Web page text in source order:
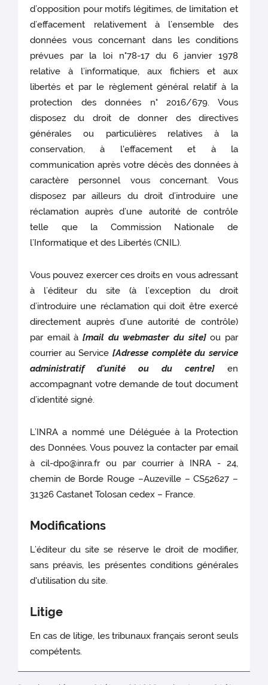
d’opposition pour motifs légitimes, de limitation et
d’effacement relativement à l’ensemble des
données vous concernant dans les conditions
prévues par la loi n°78-17 du 6 janvier 1978
relative à l’informatique, aux fichiers et aux
libertés et par le règlement général relatif à la
protection des données n° 2016/679. Vous
disposez du droit de donner des directives
générales ou particulières relatives à la
conservation, à l'effacement et à la
communication après votre décès des données à
caractère personnel vous concernant. Vous
disposez par ailleurs du droit d’introduire une
réclamation auprès d’une autorité de contrôle
telle que la Commission Nationale de
l’Informatique et des Libertés (CNIL).
Vous pouvez exercer ces droits en vous adressant
à l’éditeur du site (à l’exception du droit
d’introduire une réclamation qui doit être exercé
directement auprès d’une autorité de contrôle)
par email à[mail du webmaster du site]ou par
courrier au Service [Adresse complète du service
administratif d'unité ou du centre]en
accompagnant votre demande de tout document
d’identité signé.
L’INRA a nommé une Déléguée à la Protection
des Données. Vous pouvez la contacter par email
à cil-dpo@inra.fr ou par courrier à INRA - 24,
chemin de Borde Rouge –Auzeville – CS52627 –
31326 Castanet Tolosan cedex – France.
Modifications
L’éditeur du site se réserve le droit de modifier,
sans préavis, les présentes conditions générales
d'utilisation du site.
Litige
En cas de litige, les tribunaux français seront seuls
compétents.